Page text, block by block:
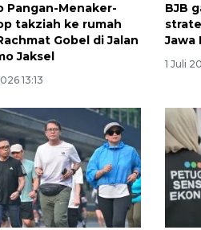
Pangan-Menaker-
takziah ke rumah
Gobel di Jalan
Jaksel
13:13
BJB
Jawa
1 Juli